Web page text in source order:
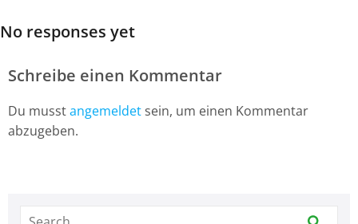
No responses yet
Schreibe einen Kommentar
Du musstangemeldet sein, um einen Kommentar
abzugeben.